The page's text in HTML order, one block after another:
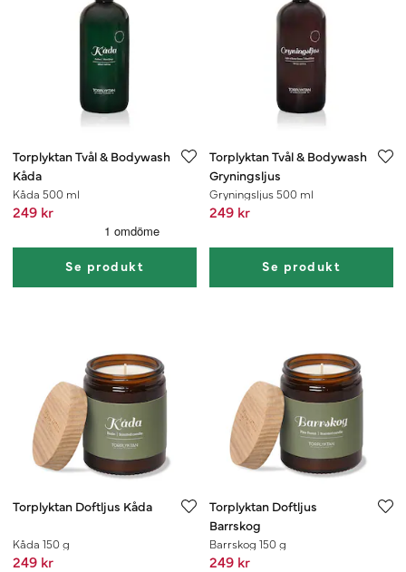
Torplyktan Tvål & Bodywash
Kåda
Kåda 500 ml
249 kr
Se produkt
Torplyktan Tvål & Bodywash
Gryningsljus
Gryningsljus 500 ml
249 kr
Se produkt
Torplyktan Doftljus Kåda
Kåda 150 g
249 kr
Torplyktan Doftljus
Barrskog
Barrskog 150 g
249 kr